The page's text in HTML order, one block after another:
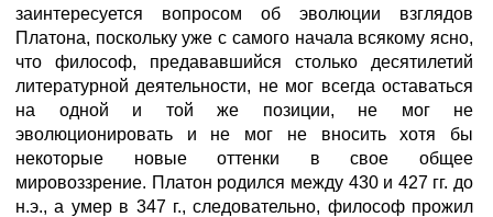
заинтересуется вопросом об эволюции взглядов
Платона, поскольку уже с самого начала всякому ясно,
что философ, предававшийся столько десятилетий
литературной деятельности, не мог всегда оставаться
на одной и той же позиции, не мог не
эволюционировать и не мог не вносить хотя бы
некоторые новые оттенки в свое общее
мировоззрение. Платон родился между 430 и 427 гг. до
н.э., а умер в 347 г., следовательно, философ прожил